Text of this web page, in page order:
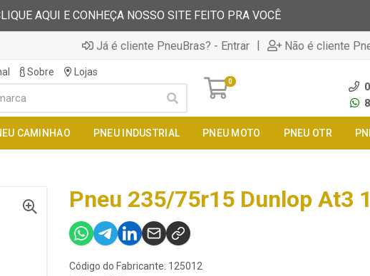
AQUI E CONHEÇA NOSSO SITE FEITO PRA VOCÊ
Já é cliente PneuBras? - Entrar | Não é cliente
Sobre Lojas
0
CAMINHAO PNEU INDUSTRIAL PNEU MOTO PNEU OTR
Pneu 235/75r15 Dunlop At3
Código do Fabricante: 125012